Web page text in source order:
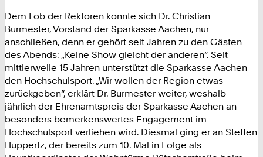
Dem Lob der Rektoren konnte sich Dr. Christian
Burmester, Vorstand der Sparkasse Aachen, nur
anschließen, denn er gehört seit Jahren zu den Gästen
des Abends: „Keine Show gleicht der anderen“. Seit
mittlerweile 15 Jahren unterstützt die Sparkasse Aachen
den Hochschulsport. „Wir wollen der Region etwas
zurückgeben“, erklärt Dr. Burmester weiter, weshalb
jährlich der Ehrenamtspreis der Sparkasse Aachen an
besonders bemerkenswertes Engagement im
Hochschulsport verliehen wird. Diesmal ging er an Steffen
Huppertz, der bereits zum 10. Mal in Folge als